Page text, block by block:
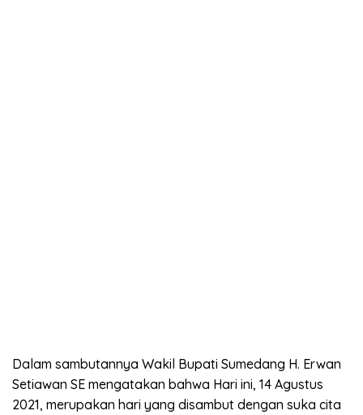
Dalam sambutannya Wakil Bupati Sumedang H. Erwan
Setiawan SE mengatakan bahwa Hari ini, 14 Agustus
2021, merupakan hari yang disambut dengan suka cita